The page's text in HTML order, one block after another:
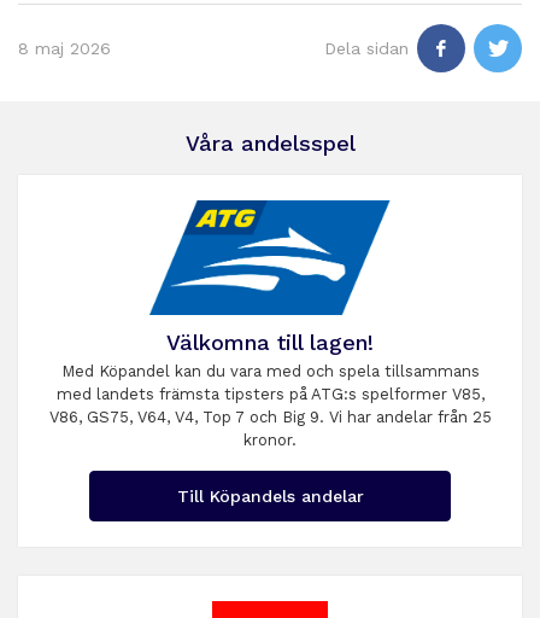
Dela sidan
8 maj 2026
Våra andelsspel
Välkomna till lagen!
Med Köpandel kan du vara med och spela tillsammans
med landets främsta tipsters på ATG:s spelformer V85,
V86, GS75, V64, V4, Top 7 och Big 9. Vi har andelar från 25
kronor.
Till Köpandels andelar